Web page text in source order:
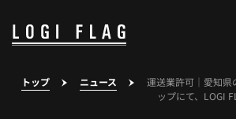
トップ ニュース
運送業許可｜愛知県
ップにて、LOGI